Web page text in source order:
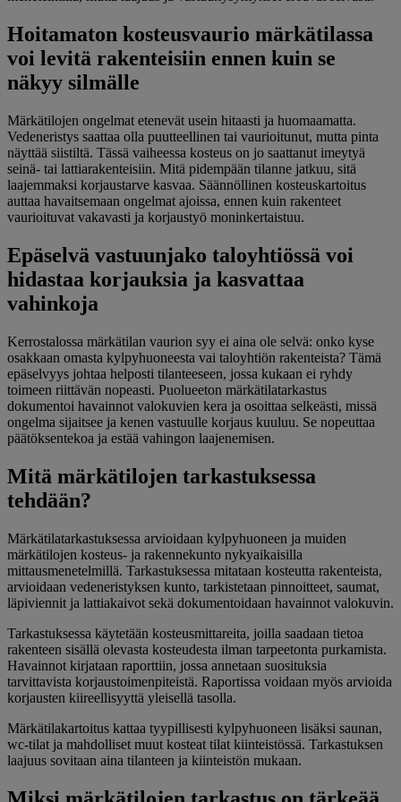
Hoitamaton kosteusvaurio märkätilassa
voi levitä rakenteisiin ennen kuin se
näkyy silmälle
Märkätilojen ongelmat etenevät usein hitaasti ja huomaamatta.
Vedeneristys saattaa olla puutteellinen tai vaurioitunut, mutta pinta
näyttää siistiltä. Tässä vaiheessa kosteus on jo saattanut imeytyä
seinä- tai lattiarakenteisiin. Mitä pidempään tilanne jatkuu, sitä
laajemmaksi korjaustarve kasvaa. Säännöllinen kosteuskartoitus
auttaa havaitsemaan ongelmat ajoissa, ennen kuin rakenteet
vaurioituvat vakavasti ja korjaustyö moninkertaistuu.
Epäselvä vastuunjako taloyhtiössä voi
hidastaa korjauksia ja kasvattaa
vahinkoja
Kerrostalossa märkätilan vaurion syy ei aina ole selvä: onko kyse
osakkaan omasta kylpyhuoneesta vai taloyhtiön rakenteista? Tämä
epäselvyys johtaa helposti tilanteeseen, jossa kukaan ei ryhdy
toimeen riittävän nopeasti. Puolueeton märkätilatarkastus
dokumentoi havainnot valokuvien kera ja osoittaa selkeästi, missä
ongelma sijaitsee ja kenen vastuulle korjaus kuuluu. Se nopeuttaa
päätöksentekoa ja estää vahingon laajenemisen.
Mitä märkätilojen tarkastuksessa
tehdään?
Märkätilatarkastuksessa arvioidaan kylpyhuoneen ja muiden
märkätilojen kosteus- ja rakennekunto nykyaikaisilla
mittausmenetelmillä. Tarkastuksessa mitataan kosteutta rakenteista,
arvioidaan vedeneristyksen kunto, tarkistetaan pinnoitteet, saumat,
läpiviennit ja lattiakaivot sekä dokumentoidaan havainnot valokuvin.
Tarkastuksessa käytetään kosteusmittareita, joilla saadaan tietoa
rakenteen sisällä olevasta kosteudesta ilman tarpeetonta purkamista.
Havainnot kirjataan raporttiin, jossa annetaan suosituksia
tarvittavista korjaustoimenpiteistä. Raportissa voidaan myös arvioida
korjausten kiireellisyyttä yleisellä tasolla.
Märkätilakartoitus kattaa tyypillisesti kylpyhuoneen lisäksi saunan,
wc-tilat ja mahdolliset muut kosteat tilat kiinteistössä. Tarkastuksen
laajuus sovitaan aina tilanteen ja kiinteistön mukaan.